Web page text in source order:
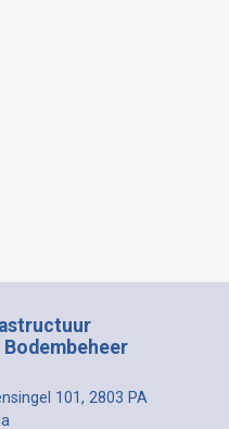
101, 2803 PA